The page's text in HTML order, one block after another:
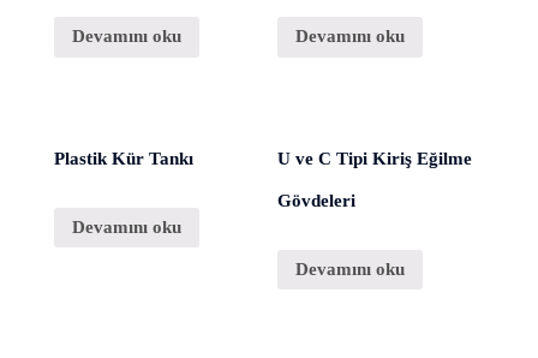
Devamını oku Devamını oku
Plastik Kür Tankı
Devamını oku
U ve C Tipi Kiriş Eğilme
Gövdeleri
Devamını oku